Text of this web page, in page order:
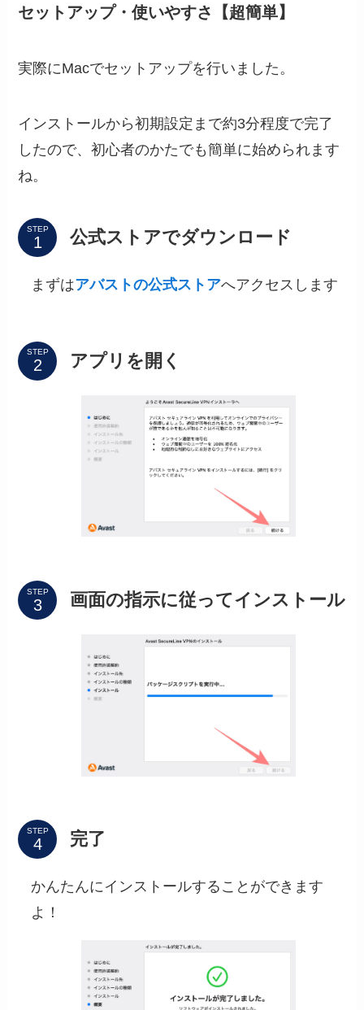
セットアップ・使いやすさ【超簡単】
実際にMacでセットアップを行いました。
インストールから初期設定まで約3分程度で完了
したので、初心者のかたでも簡単に始められます
ね。
STEP 公式ストアでダウンロード
まずはアバストの公式ストアへアクセスします
STEP アプリを開く
STEP 画面の指示に従ってインストール
STEP 完了
かんたんにインストールすることができます
よ！